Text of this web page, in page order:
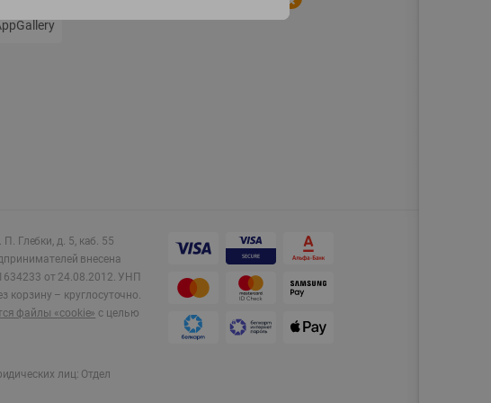
Глебки, д. 5, каб. 55
внесена
от 24.08.2012. УНП
корзину – круглосуточно.
файлы «cookie» с целью
лиц: Отдел